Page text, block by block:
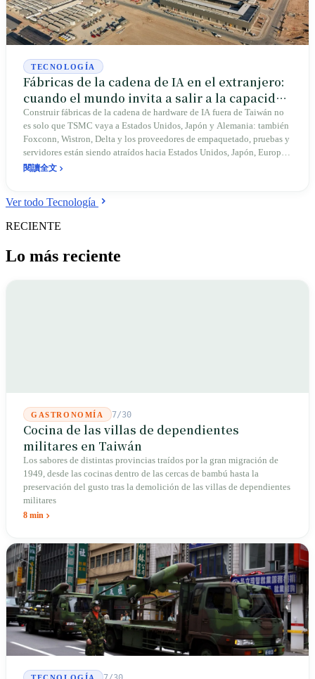
TECNOLOGÍA
Fábricas de la cadena de IA en el extranjero:
cuando el mundo invita a salir a la capacidad
taiwanesa
Construir fábricas de la cadena de hardware de IA fuera de Taiwán no
es solo que TSMC vaya a Estados Unidos, Japón y Alemania: también
Foxconn, Wistron, Delta y los proveedores de empaquetado, pruebas y
servidores están siendo atraídos hacia Estados Unidos, Japón, Europa,
la India, el Sudeste Asiático y México por los clientes, los aranceles,
suministro: la salida al exterior de las empresas taiwanesas es una
para reducir su dependencia de un solo punto; no es una simple
閱讀全文
Ver todo Tecnología
RECIENTE
Lo más reciente
GASTRONOMÍA 7/30
Cocina de las villas de dependientes
militares en Taiwán
Los sabores de distintas provincias traídos por la gran migración de
1949, desde las cocinas dentro de las cercas de bambú hasta la
preservación del gusto tras la demolición de las villas de dependientes
militares
8 min
TECNOLOGÍA